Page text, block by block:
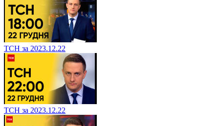
ТСН за 2023.12.22
ТСН за 2023.12.22